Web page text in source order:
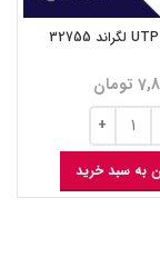
تومان
به سبد خرید